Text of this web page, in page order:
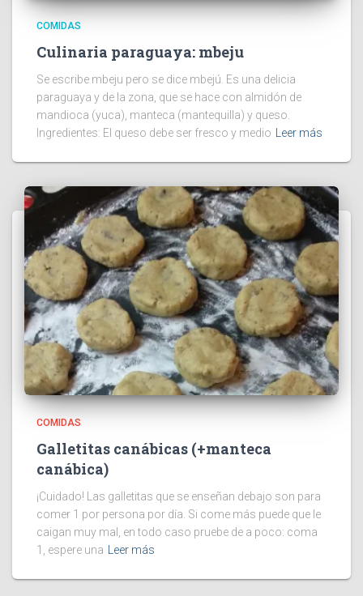
COMIDAS
Culinaria paraguaya: mbeju
Se escribe mbeju pero se dice mbejú. Es una delicia
paraguaya y de la zona, que se hace con almidón de
mandioca (yuca), manteca (mantequilla) y queso.
Ingredientes: El queso debe ser fresco y medio
Leer más
COMIDAS
Galletitas canábicas (+manteca
canábica)
¡Cuidado! Las galletitas que se enseñan debajo son para
comer 1 por persona por día. Si come más puede que le
caigan muy mal, en todo caso pruebe de a poco: coma
1, espere una Leer más